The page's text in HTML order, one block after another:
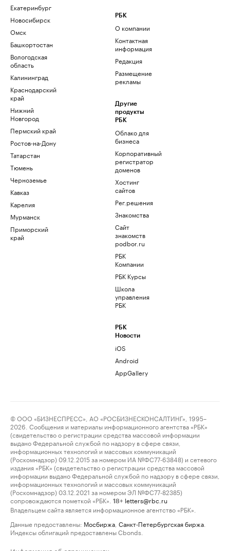
Екатеринбург
Новосибирск
Омск
Башкортостан
Вологодская
область
Калининград
Краснодарский
край
Нижний
Новгород
Пермский край
Ростов-на-Дону
Татарстан
Тюмень
Черноземье
Кавказ
Карелия
Мурманск
Приморский
край
РБК
О компании
Контактная
информация
Редакция
Размещение
рекламы
Другие
продукты
РБК
Облако для
бизнеса
Корпоративный
регистратор
доменов
Хостинг
сайтов
Рег.решения
Знакомства
Сайт
знакомств
podbor.ru
РБК
Компании
РБК Курсы
Школа
управления
РБК
РБК
Новости
iOS
Android
AppGallery
© ООО «БИЗНЕСПРЕСС», АО «РОСБИЗНЕСКОНСАЛТИНГ», 1995–
2026. Сообщения и материалы информационного агентства «РБК»
(свидетельство о регистрации средства массовой информации
выдано Федеральной службой по надзору в сфере связи,
информационных технологий и массовых коммуникаций
(Роскомнадзор) 09.12.2015 за номером ИА №ФС77-63848) и сетевого
издания «РБК» (свидетельство о регистрации средства массовой
информации выдано Федеральной службой по надзору в сфере связи,
информационных технологий и массовых коммуникаций
(Роскомнадзор) 03.12.2021 за номером ЭЛ №ФС77-82385)
сопровождаются пометкой «РБК».
18+ letters@rbc.ru
Владельцем сайта является информационное агентство «РБК».
Данные предоставлены: Мосбиржа Санкт-Петербургская биржа
Индексы облигаций предоставлены Cbonds.